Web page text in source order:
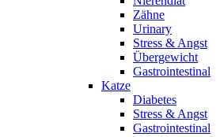
Zähne
Urinary
Stress & Angst
Übergewicht
Gastrointestinal
Katze
Diabetes
Stress & Angst
Gastrointestinal